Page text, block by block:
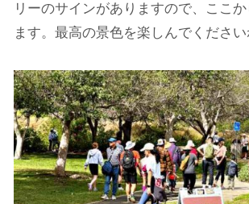
リーのサインがありますので、ここ
ます。最高の景色を楽しんでくださ